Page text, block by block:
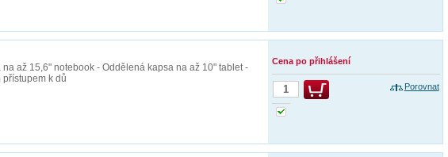
až 15,6" notebook - Oddělená kapsa na až 10" tablet -
k dů
Cena po přihlášení
Porovnat